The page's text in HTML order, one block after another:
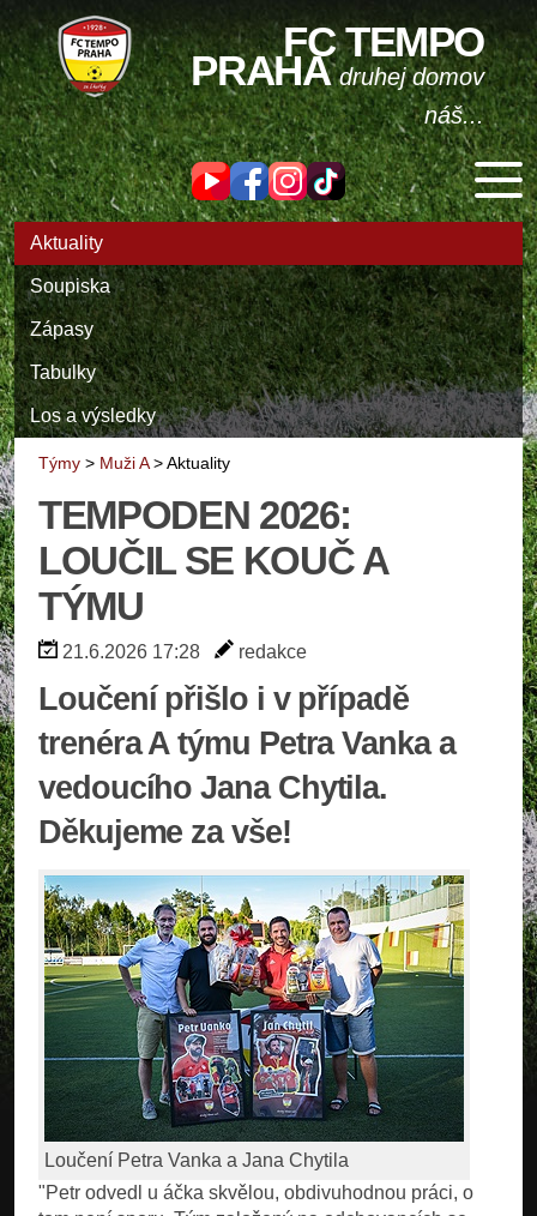
FC TEMPO
PRAHAdruhej domov
náš...
Aktuality
Soupiska
Zápasy
Tabulky
Los a výsledky
Týmy > Muži A>Aktuality
TEMPODEN 2026:
LOUČIL SE KOUČ A
TÝMU
21.6.2026 17:28 redakce
Loučení přišlo i v případě
trenéra A týmu Petra Vanka a
vedoucího Jana Chytila.
Děkujeme za vše!
Loučení Petra Vanka a Jana Chytila
"Petr odvedl u áčka skvělou, obdivuhodnou práci, o